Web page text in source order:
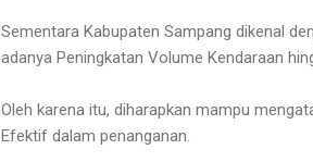
Sementara Kabupaten Sampang dikenal
adanya Peningkatan Volume Kendaraan
Oleh karena itu, diharapkan mampu
Efektif dalam penanganan.